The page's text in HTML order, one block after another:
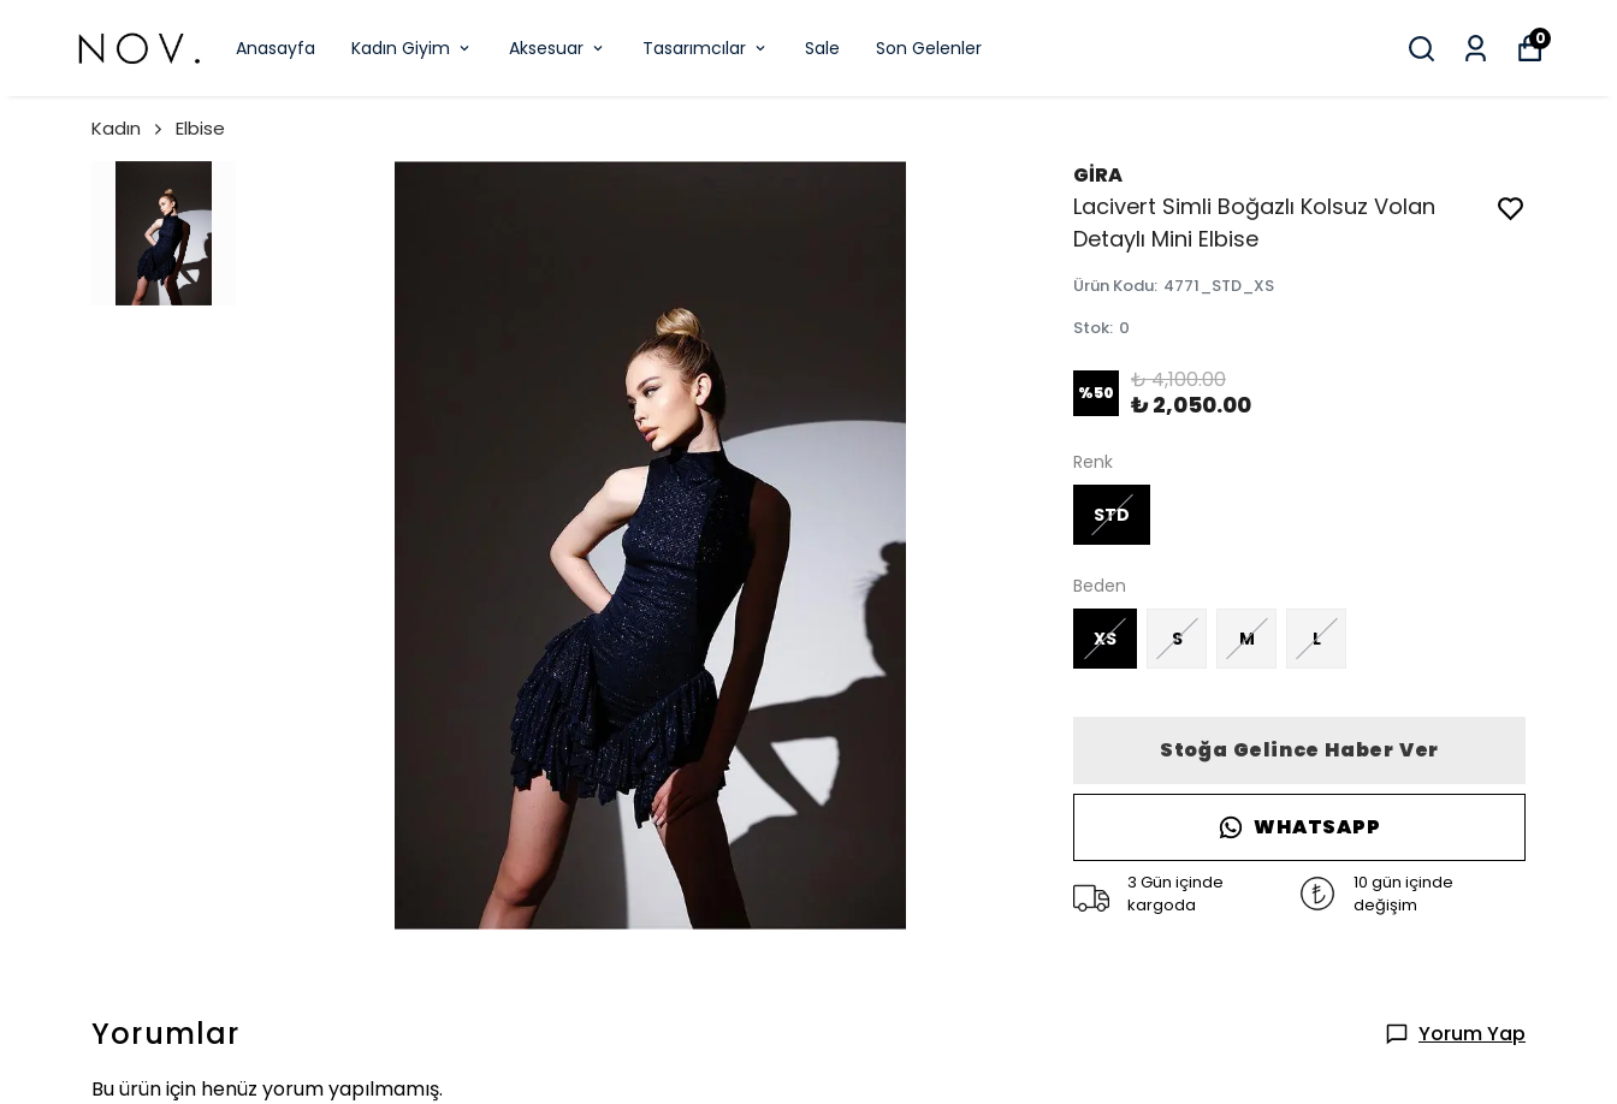
Anasayfa Kadın Giyim Aksesuar Tasarımcılar Sale Son Gelenler 0
Kadın Elbise
GİRA
Lacivert Simli Boğazlı Kolsuz Volan
Detaylı Mini Elbise
Ürün Kodu: 4771_STD_XS
Stok: 0
%50 ₺ 4,100.00
₺ 2,050.00
Renk
STD
Beden
XS S M L
Stoğa Gelince Haber Ver
WHATSAPP
3 Gün içinde
kargoda
10 gün içinde
değişim
Yorumlar
Yorum Yap
Bu ürün için henüz yorum yapılmamış.